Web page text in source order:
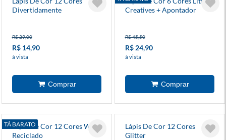
Divertidamente
R$ 29,00
R$ 14,90
à vista
Creatives + Apontador
R$ 45,50
R$ 24,90
à vista
TÁ BARATO
Lápis De Cor 12 Cores Wave
Reciclado
Lápis De Cor 12 Cores
Glitter